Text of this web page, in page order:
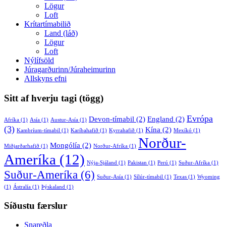
Lögur
Loft
Krítartímabilið
Land (láð)
Lögur
Loft
Nýlífsöld
Júragarðurinn/Júraheimurinn
Allskyns efni
Sitt af hverju tagi (tögg)
Afríka (1) Asía (1) Austur-Asía (1) Devon-tímabil (2) England (2) Evrópa
(3) Kambríum-tímabil (1) Karíbahafið (1) Kyrrahafið (1) Kína (2) Mexíkó (1)
Miðjarðarhafið (1) Mongólía (2) Norður-Afríka (1) Norður-
Ameríka (12) Nýja-Sjáland (1) Pakistan (1) Perú (1) Suður-Afríka (1)
Suður-Ameríka (6) Suður-Asía (1) Sílúr-tímabil (1) Texas (1) Wyoming
(1) Ástralía (1) Þýskaland (1)
Síðustu færslur
Snareðla